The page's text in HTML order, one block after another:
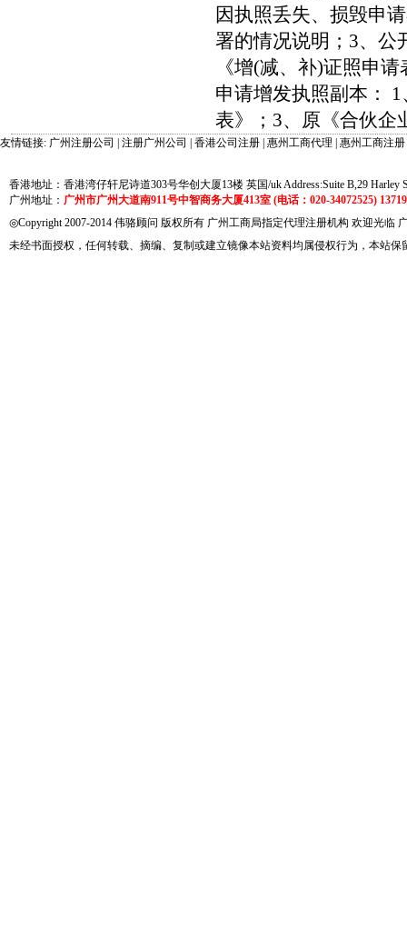
因执照丢失、损毁申
署的情况说明；3、公
《增(减、补)证照申
申请增发执照副本：
表》；3、原《合伙企
友情链接: 广州注册公司 注册广州公司 香港公司注册 惠州工商代理 惠州工商注册
香港地址：香港湾仔轩尼诗道303号华创大厦13楼 英国/uk Address:Suite B,29 Harley
广州地址： 广州市广州大道南911号中智商务大厦413室 (电话：020-34072525)
◎Copyright 2007-2014 伟骆顾问 版权所有 广州工商局指定代理注册机构 欢迎光临
未经书面授权，任何转载、摘编、复制或建立镜像本站资料均属侵权行为，本站